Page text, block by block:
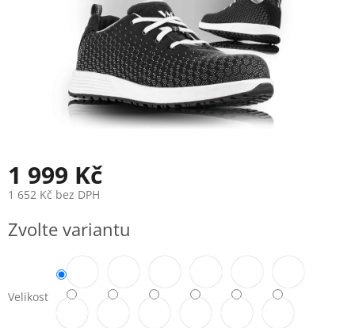
1 999 Kč
1 652 Kč bez DPH
cena:
Zvolte variantu
Velikost